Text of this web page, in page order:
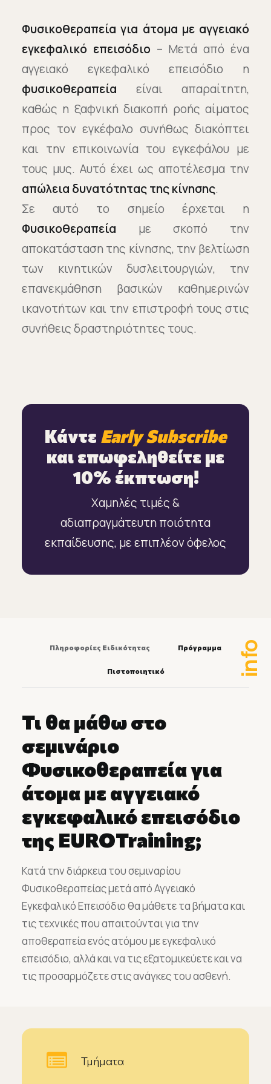
Φυσικοθεραπεία για άτομα με αγγειακό
εγκεφαλικό επεισόδιο – Μετά από ένα
αγγειακό εγκεφαλικό επεισόδιο η
φυσικοθεραπεία είναι απαραίτητη,
καθώς η ξαφνική διακοπή ροής αίματος
προς τον εγκέφαλο συνήθως διακόπτει
και την επικοινωνία του εγκεφάλου με
τους μυς. Αυτό έχει ως αποτέλεσμα την
απώλεια δυνατότητας της κίνησης.
Σε αυτό το σημείο έρχεται η
Φυσικοθεραπεία με σκοπό την
αποκατάσταση της κίνησης, την βελτίωση
των κινητικών δυσλειτουργιών, την
επανεκμάθηση βασικών καθημερινών
ικανοτήτων και την επιστροφή τους στις
συνήθεις δραστηριότητες τους.
Κάντε Early Subscribe
και επωφεληθείτε με
10% έκπτωση!
Χαμηλές τιμές &
αδιαπραγμάτευτη ποιότητα
εκπαίδευσης, με επιπλέον όφελος
Πληροφορίες Ειδικότητας Πρόγραμμα
Πιστοποιητικό
Τι θα μάθω στο
σεμινάριο
Φυσικοθεραπεία για
άτομα με αγγειακό
εγκεφαλικό επεισόδιο
της EUROTraining;
Κατά την διάρκεια του σεμιναρίου
Φυσικοθεραπείας μετά από Αγγειακό
Εγκεφαλικό Επεισόδιο θα μάθετε τα βήματα και
τις τεχνικές που απαιτούνται για την
αποθεραπεία ενός ατόμου με εγκεφαλικό
επεισόδιο, αλλά και να τις εξατομικεύετε και να
τις προσαρμόζετε στις ανάγκες του ασθενή.
info
Τμήματα